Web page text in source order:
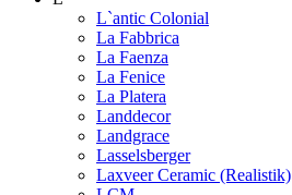
L`antic Colonial
La Fabbrica
La Faenza
La Fenice
La Platera
Landdecor
Landgrace
Lasselsberger
Laxveer Ceramic (Realistik)